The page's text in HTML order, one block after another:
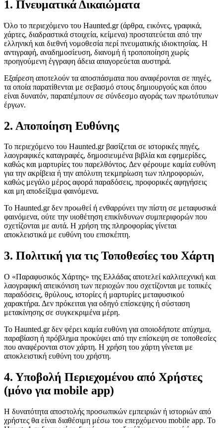
1. Πνευματικά Δικαιώματα
Όλο το περιεχόμενο του Haunted.gr (άρθρα, εικόνες, γραφικά,
χάρτες, διαδραστικά στοιχεία, κείμενα) προστατεύεται από την
ελληνική και διεθνή νομοθεσία περί πνευματικής ιδιοκτησίας. Η
αντιγραφή, αναδημοσίευση, διανομή ή τροποποίηση χωρίς
προηγούμενη έγγραφη άδεια απαγορεύεται αυστηρά.
Εξαίρεση αποτελούν τα αποσπάσματα που αναφέρονται σε πηγές,
τα οποία παρατίθενται με σεβασμό στους δημιουργούς και όπου
είναι δυνατόν, παραπέμπουν σε σύνδεσμο αγοράς των πρωτότυπων
έργων.
2. Αποποίηση Ευθύνης
Το περιεχόμενο του Haunted.gr βασίζεται σε ιστορικές πηγές,
λαογραφικές καταγραφές, δημοσιευμένα βιβλία και εφημερίδες,
καθώς και μαρτυρίες του παρελθόντος. Δεν φέρουμε καμία ευθύνη
για την ακρίβεια ή την απόλυτη τεκμηρίωση των πληροφοριών,
καθώς μεγάλο μέρος αφορά παραδόσεις, προφορικές αφηγήσεις
και μη αποδείξιμα φαινόμενα.
Το Haunted.gr δεν προωθεί ή ενθαρρύνει την πίστη σε μεταφυσικά
φαινόμενα, ούτε την υιοθέτηση επικίνδυνων συμπεριφορών που
σχετίζονται με αυτά. Η χρήση της πληροφορίας γίνεται
αποκλειστικά με ευθύνη του επισκέπτη.
3. Πολιτική για τις Τοποθεσίες του Χάρτη
Ο «Παραφυσικός Χάρτης» της Ελλάδας αποτελεί καλλιτεχνική και
λαογραφική απεικόνιση των περιοχών που σχετίζονται με τοπικές
παραδόσεις, θρύλους, ιστορίες ή μαρτυρίες μεταφυσικού
χαρακτήρα. Δεν πρόκειται για οδηγό επίσκεψης ή σύσταση
μετακίνησης σε συγκεκριμένα μέρη.
Το Haunted.gr δεν φέρει καμία ευθύνη για οποιοδήποτε ατύχημα,
παραβίαση ή πρόβλημα προκύψει από την επίσκεψη σε τοποθεσίες
που αναφέρονται στον χάρτη. Η χρήση του χάρτη γίνεται με
αποκλειστική ευθύνη του χρήστη.
4. Υποβολή Περιεχομένου από Χρήστες
(μόνο για mobile app)
Η δυνατότητα αποστολής προσωπικών εμπειριών ή ιστοριών από
χρήστες θα είναι διαθέσιμη μέσω του επερχόμενου mobile app. Το